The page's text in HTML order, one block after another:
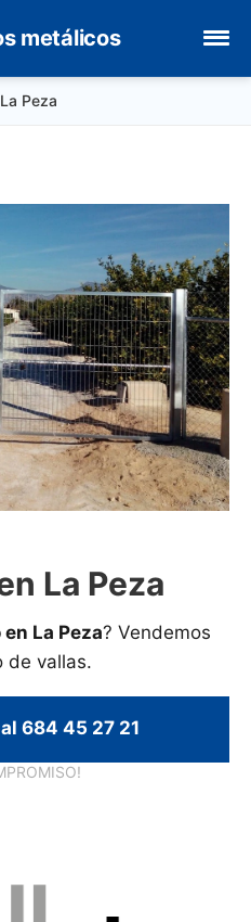
metálicos
La Peza
La Peza
La Peza? Vendemos
de vallas.
684 45 27 21